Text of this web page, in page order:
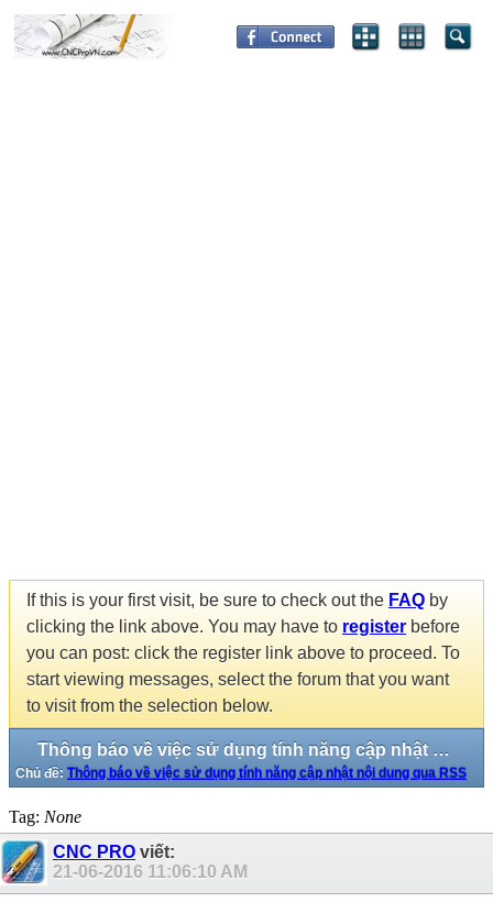
If this is your first visit, be sure to check out the FAQ by
clicking the link above. You may have to register before
you can post: click the register link above to proceed. To
start viewing messages, select the forum that you want
to visit from the selection below.
Thông báo về việc sử dụng tính năng cập nhật nội dung qua RSS
Chủ đề: Thông báo về việc sử dụng tính năng cập nhật nội dung qua RSS
Tag: None
CNC PRO viết:
21-06-2016 11:06:10 AM